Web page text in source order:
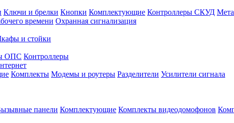
Ключи и брелки Кнопки Комплектующие Контроллеры СКУД
времени Охранная сигнализация
и стойки
ОПС Контроллеры
Комплекты Модемы и роутеры Разделители Усилители сигнала
панели Комплектующие Комплекты видеодомофонов